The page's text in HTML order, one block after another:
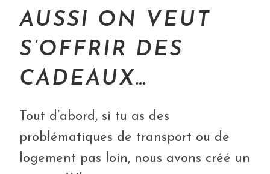
AUSSI ON VEUT
S’OFFRIR DES
CADEAUX…
Tout d’abord, si tu as des
problématiques de transport ou de
logement pas loin, nous avons créé un